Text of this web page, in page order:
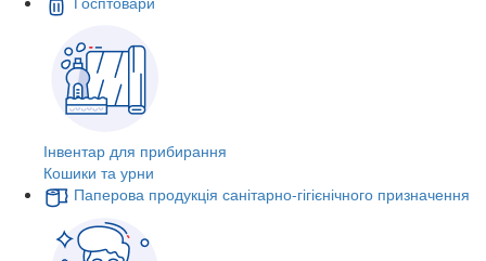
Інвентар для прибирання
Кошики та урни
Паперова продукція санітарно-гігієнічного призначення